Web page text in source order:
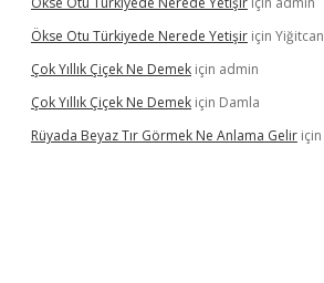
Ökse Otu Türkiyede Nerede Yetişir için Yiğitcan
Çok Yıllık Çiçek Ne Demek için admin
Çok Yıllık Çiçek Ne Demek için Damla
Rüyada Beyaz Tır Görmek Ne Anlama Gelir için